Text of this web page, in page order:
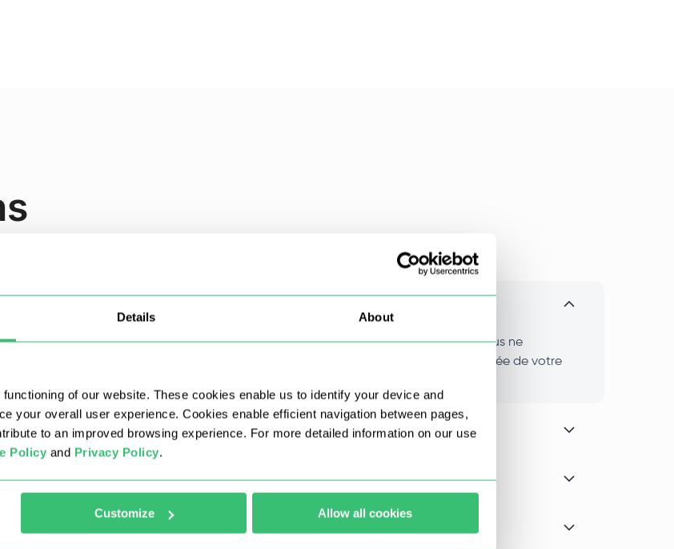
Details About
of our website. These cookies enable us to identify your device and
your overall user experience. Cookies enable efficient navigation between pages,
to an improved browsing experience. For more detailed information on our use
Policy and Privacy Policy.
Customize Allow all cookies
utilisateur ?
à votre compte pour toute la durée de la location. Cela signifie que vous ne
et que la réputation de votre adresse IP restera intacte pendant toute la durée de votre
vous est réservée en exclusivité.
IPv4 pour toutes les formules ?
distingue-t-il des autres types de proxy ?
avec une remise ?